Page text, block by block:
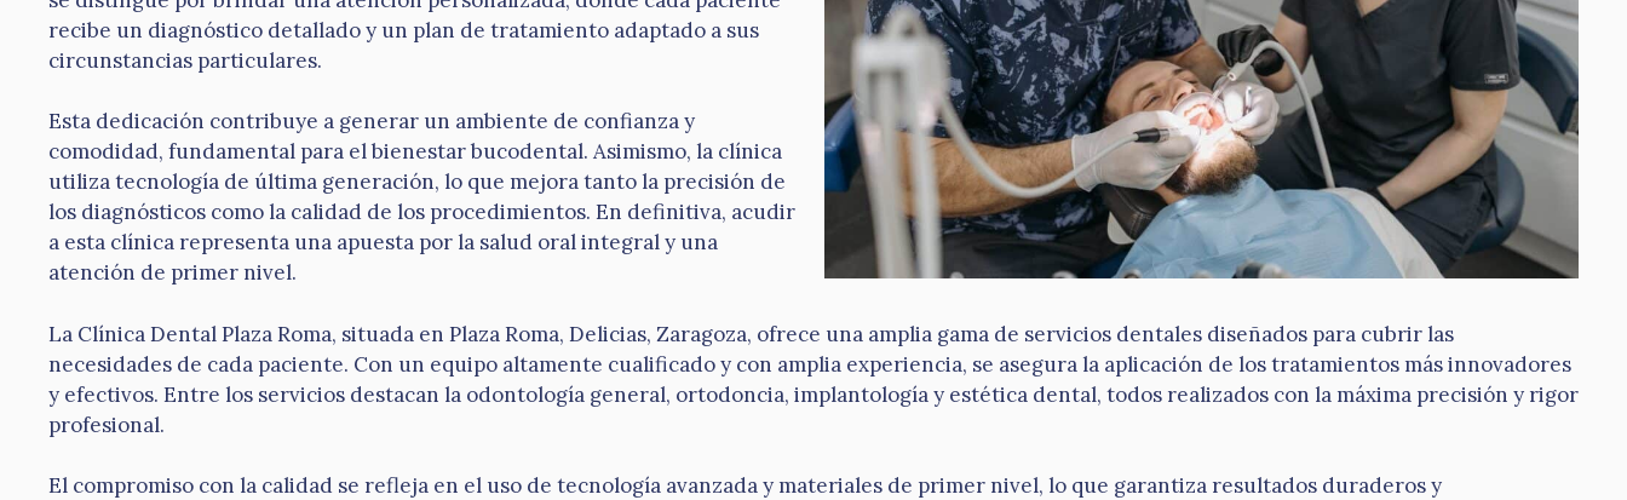
recibe un diagnóstico detallado y un plan de tratamiento adaptado a sus
circunstancias particulares.
Esta dedicación contribuye a generar un ambiente de confianza y
comodidad, fundamental para el bienestar bucodental. Asimismo, la clínica
utiliza tecnología de última generación, lo que mejora tanto la precisión de
los diagnósticos como la calidad de los procedimientos. En definitiva, acudir
a esta clínica representa una apuesta por la salud oral integral y una
atención de primer nivel.
La Clínica Dental Plaza Roma, situada en Plaza Roma, Delicias, Zaragoza, ofrece una amplia gama de servicios dentales diseñados para cubrir las
necesidades de cada paciente. Con un equipo altamente cualificado y con amplia experiencia, se asegura la aplicación de los tratamientos más innovadores
y efectivos. Entre los servicios destacan la odontología general, ortodoncia, implantología y estética dental, todos realizados con la máxima precisión y rigor
profesional.
El compromiso con la calidad se refleja en el uso de tecnología avanzada y materiales de primer nivel, lo que garantiza resultados duraderos y